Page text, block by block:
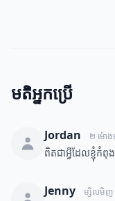
មតិអ្នកប្រើ
Jordan ២ ម៉ោង
ពិតជាអ្វីដែលខ្ញុំកំពុ
Jenny ម្សិលមិញ